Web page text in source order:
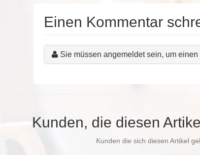
Einen Kommentar
Sie müssen angemeldet sein, um
Kunden, die diesen
Kunden die sich diesen Artikel